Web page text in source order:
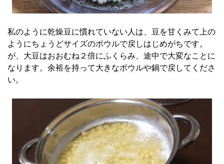
私のように乾燥豆に慣れていない人は、豆を甘くみて上の
ようにちょうどサイズのボウルで戻しはじめがちです。
が、大豆はおおむね２倍にふくらみ、途中で大変なことに
なります。余裕を持って大きなボウルや鍋で戻してくださ
い。